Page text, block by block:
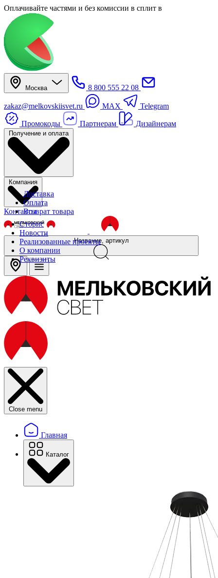
Оплачивайте частями и без комиссии в сплит в
Москва 8 800 555 22 08
zakaz@melkovskiisvet.ru MAX Telegram
Промокоды Партнерам Дизайнерам
Получение и оплата
Доставка
Оплата
Возврат товара
Компания
Сторис
Новости
Реализованные проекты
О компании
Реквизиты
Контакты
Название, артикул
Close menu
Главная
Каталог